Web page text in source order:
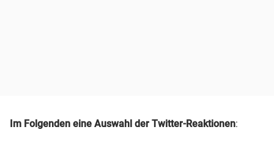
Im Folgenden eine Auswahl der Twitter-Reaktionen: